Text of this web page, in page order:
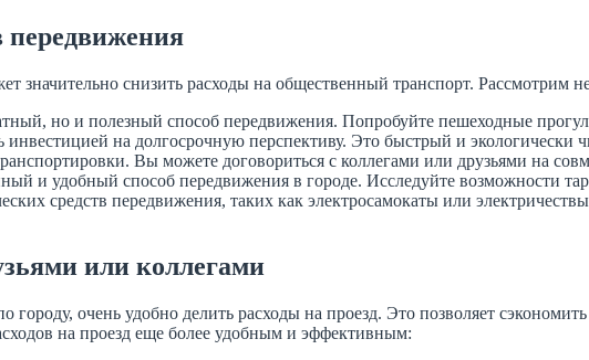
передвижения
значительно снизить расходы на общественный транспорт. Рассмотрим
но и полезный способ передвижения. Попробуйте пешеходные
на долгосрочную перспективу. Это быстрый и экологически
Вы можете договориться с коллегами или друзьями на
и удобный способ передвижения в городе. Исследуйте возможности
средств передвижения, таких как электросамокаты или
или коллегами
городу, очень удобно делить расходы на проезд. Это позволяет
на проезд еще более удобным и эффективным: